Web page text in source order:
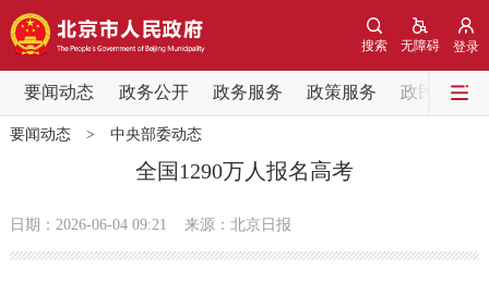
登录
无障碍
搜索
要闻动态 政务公开 政务服务 政策服务 政民互动
要闻动态
党中央精神
要闻动态> 中央部委动态
全国1290万人报名高考
日期：2026-06-04 09:21 来源：北京日报